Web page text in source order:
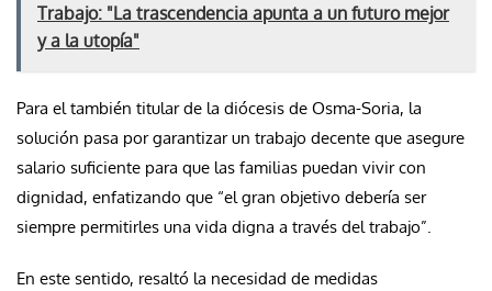
Trabajo: "La trascendencia apunta a un futuro mejor
y a la utopía"
Para el también titular de la diócesis de Osma-Soria, la
solución pasa por garantizar un trabajo decente que asegure
salario suficiente para que las familias puedan vivir con
dignidad, enfatizando que “el gran objetivo debería ser
siempre permitirles una vida digna a través del trabajo”.
En este sentido, resaltó la necesidad de medidas